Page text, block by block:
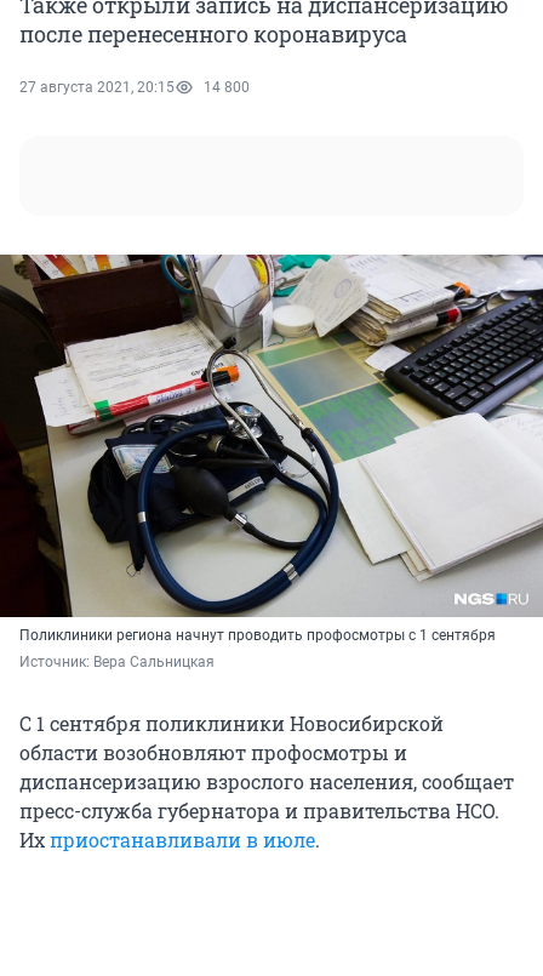
после перенесенного коронавируса
27 августа 2021, 20:15 14 800
Поликлиники региона начнут проводить профосмотры с 1 сентября
Источник: Вера Сальницкая
С 1 сентября поликлиники Новосибирской
области возобновляют профосмотры и
диспансеризацию взрослого населения, сообщает
пресс-служба губернатора и правительства НСО.
Ихприостанавливали в июле.